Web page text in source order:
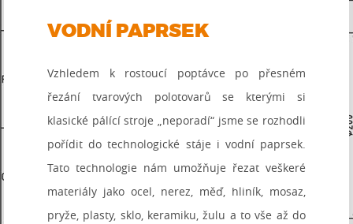
VODNÍ PAPRSEK
Vzhledem k rostoucí poptávce po přesném
řezání tvarových polotovarů se kterými si
klasické pálící stroje „neporadí“ jsme se rozhodli
pořídit do technologické stáje i vodní paprsek.
Tato technologie nám umožňuje řezat veškeré
materiály jako ocel, nerez, měď, hliník, mosaz,
pryže, plasty, sklo, keramiku, žulu a to vše až do